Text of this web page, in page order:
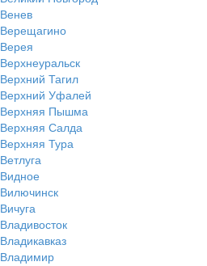
Венев
Верещагино
Верея
Верхнеуральск
Верхний Тагил
Верхний Уфалей
Верхняя Пышма
Верхняя Салда
Верхняя Тура
Ветлуга
Видное
Вилючинск
Вичуга
Владивосток
Владикавказ
Владимир